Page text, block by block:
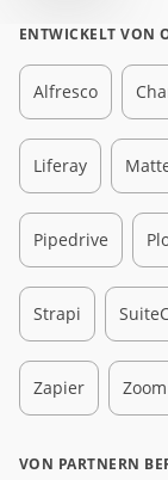
ENTWICKELT VON
Alfresco
Liferay
Pipedrive
Strapi
Zapier Zoom
VON PARTNERN